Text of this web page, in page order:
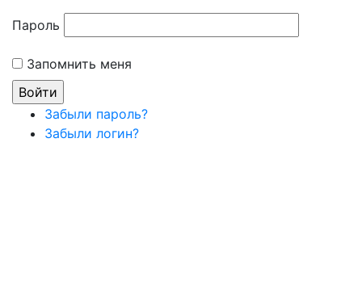
Пароль
Запомнить меня
Забыли пароль?
Забыли логин?